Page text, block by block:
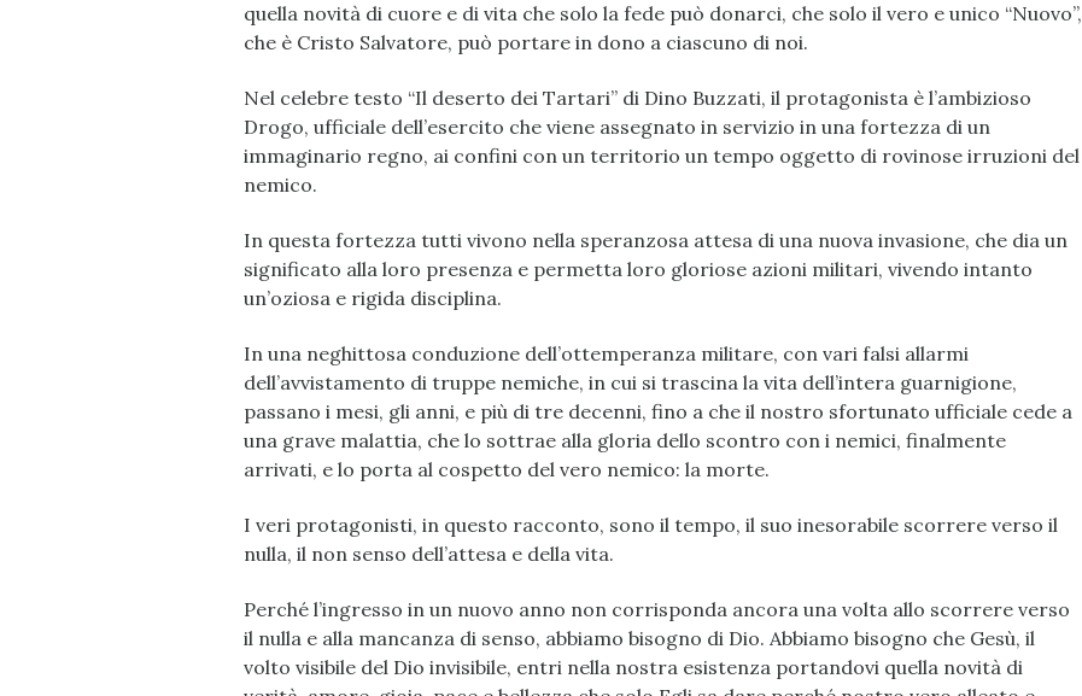
quella novità di cuore e di vita che solo la fede può donarci, che solo il vero e unico “Nuovo”,
che è Cristo Salvatore, può portare in dono a ciascuno di noi.
Nel celebre testo “Il deserto dei Tartari” di Dino Buzzati, il protagonista è l’ambizioso
Drogo, ufficiale dell’esercito che viene assegnato in servizio in una fortezza di un
immaginario regno, ai confini con un territorio un tempo oggetto di rovinose irruzioni del
nemico.
In questa fortezza tutti vivono nella speranzosa attesa di una nuova invasione, che dia un
significato alla loro presenza e permetta loro gloriose azioni militari, vivendo intanto
un’oziosa e rigida disciplina.
In una neghittosa conduzione dell’ottemperanza militare, con vari falsi allarmi
dell’avvistamento di truppe nemiche, in cui si trascina la vita dell’intera guarnigione,
passano i mesi, gli anni, e più di tre decenni, fino a che il nostro sfortunato ufficiale cede a
una grave malattia, che lo sottrae alla gloria dello scontro con i nemici, finalmente
arrivati, e lo porta al cospetto del vero nemico: la morte.
I veri protagonisti, in questo racconto, sono il tempo, il suo inesorabile scorrere verso il
nulla, il non senso dell’attesa e della vita.
Perché l’ingresso in un nuovo anno non corrisponda ancora una volta allo scorrere verso
il nulla e alla mancanza di senso, abbiamo bisogno di Dio. Abbiamo bisogno che Gesù, il
volto visibile del Dio invisibile, entri nella nostra esistenza portandovi quella novità di